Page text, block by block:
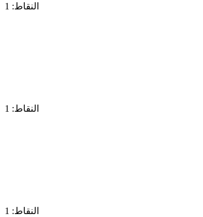
النقاط: 1
النقاط: 1
النقاط: 1